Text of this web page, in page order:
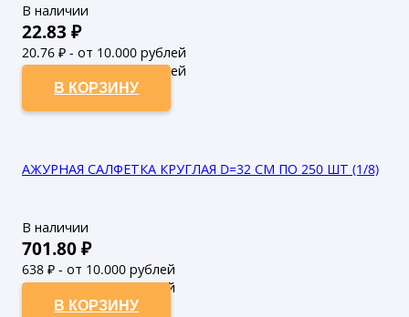
В наличии
22.83 ₽
20.76 ₽ - от 10.000 рублей
18.87₽ - от 50.000 рублей
В КОРЗИНУ
АЖУРНАЯ САЛФЕТКА КРУГЛАЯ D=32 СМ ПО 250 ШТ (1/8)
В наличии
701.80₽
638 ₽ - от 10.000 рублей
580₽ - от 50.000 рублей
В КОРЗИНУ